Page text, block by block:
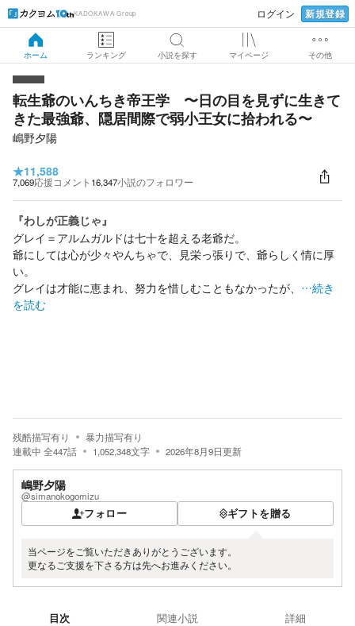
KADOKAWA Group ログイン 新規登録
ホーム ランキング 小説を探す マイページ その他
転生爺のいんちき帝王学 〜日の目を見ずに生きて
きた最強爺、隠居間際で弱小王女に拾われる〜
嶋野夕陽
★11,588
7,069応援コメント 16,347小説のフォロワー
『わしが正義じゃ』
グレイ＝アルムガルドは七十を超える老爺だ。
爺にしては心が少々やんちゃで、見栄っ張りで、爺らしく情に厚
い。
グレイは才能に恵まれ、努力を惜しむこともなかったが、 …続き
を読む
残酷描写有り
暴力描写有り
連載中 全447話 1,052,348文字 2026年8月9日更新
嶋野夕陽
@simanokogomizu
フォロー ギフトを贈る
当ページをご覧いただきありがとうございます。
更なるご支援を下さる方は先へお進みください。
目次 関連小説 詳細